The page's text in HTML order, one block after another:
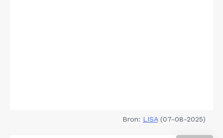
Bron: LISA(07-08-2025)